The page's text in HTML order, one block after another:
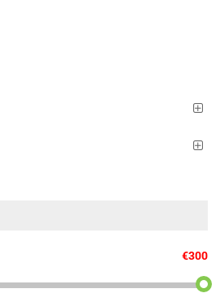
€300